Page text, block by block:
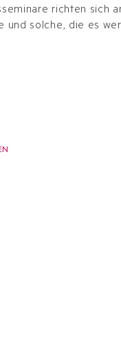
richten sich
und solche, die es